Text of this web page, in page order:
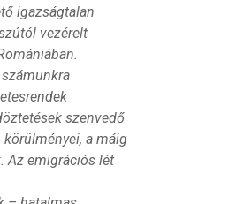
igazságtalan
vezérelt
szenvedő
a máig
Az emigrációs lét